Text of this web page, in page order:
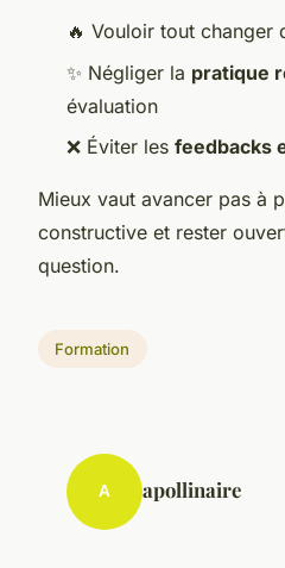
🔥 Vouloir tout changer
✨ Négliger la pratique
évaluation
❌ Éviter les feedbacks
Mieux vaut avancer pas à
constructive et rester
question.
Formation
A apollinaire